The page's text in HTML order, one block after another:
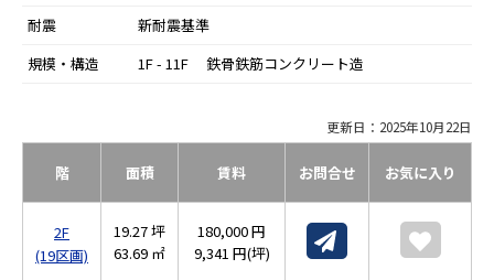
耐震
新耐震基準
規模・構造
1F - 11F 鉄骨鉄筋コンクリート造
更新日：2025年10月22日
階 面積 賃料 お問合せ お気に入り
2F
(19区画)
19.27 坪
63.69 ㎡
180,000 円
9,341 円(坪)